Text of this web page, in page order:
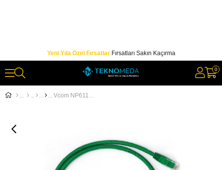
Yeni Yıla Özel FırsatlarFırsatları Sakın Kaçırma
0
Vcom NP611B-N-1.5 Cat6 1.5MT Yeşil Utp Patch Kablo